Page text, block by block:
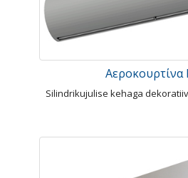
Αεροκουρτίνα
Silindrikujulise kehaga